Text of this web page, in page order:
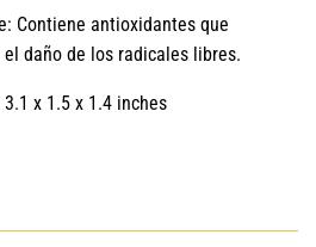
Contiene antioxidantes que
daño de los radicales libres.
3.1 x 1.5 x 1.4 inches